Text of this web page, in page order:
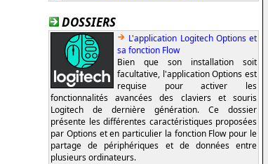
DOSSIERS
L'application Logitech Options et
sa fonction Flow
Bien que son installation soit
facultative, l'application Options est
requise pour activer les
fonctionnalités avancées des claviers et souris
Logitech de dernière génération. Ce dossier
présente les différentes caractéristiques proposées
par Options et en particulier la fonction Flow pour le
partage de périphériques et de données entre
plusieurs ordinateurs.